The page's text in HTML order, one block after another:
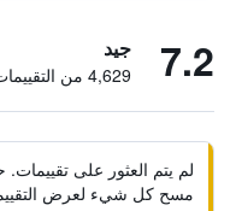
7.2 جيد
4,629 من التقييمات تم التحقق منها
لم يتم العثور على
مسح كل شيء لعرض